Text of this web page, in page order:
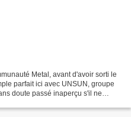
Metal, avant d'avoir sorti le
parfait ici avec UNSUN, groupe
doute passé inaperçu s'il ne